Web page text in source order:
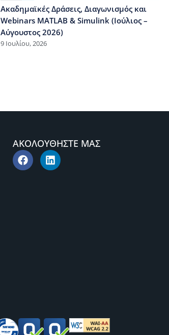
Ακαδημαϊκές Δράσεις, Διαγωνισμός και
Webinars MATLAB & Simulink (Ιούλιος –
Αύγουστος 2026)
9 Ιουλίου, 2026
ΑΚΟΛΟΥΘΗΣΤΕ ΜΑΣ